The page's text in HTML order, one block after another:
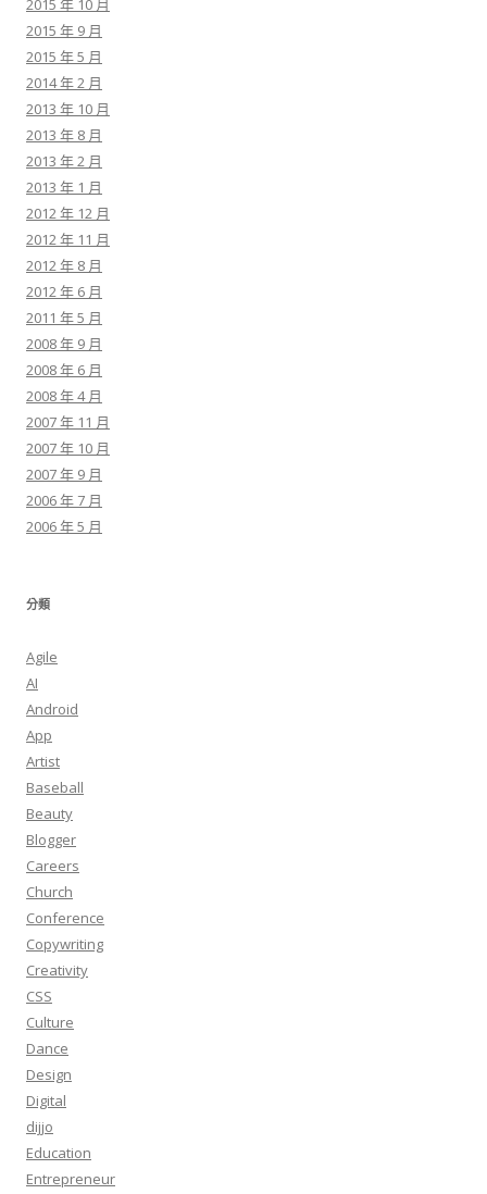
2015 年 10 月
2015 年 9 月
2015 年 5 月
2014 年 2 月
2013 年 10 月
2013 年 8 月
2013 年 2 月
2013 年 1 月
2012 年 12 月
2012 年 11 月
2012 年 8 月
2012 年 6 月
2011 年 5 月
2008 年 9 月
2008 年 6 月
2008 年 4 月
2007 年 11 月
2007 年 10 月
2007 年 9 月
2006 年 7 月
2006 年 5 月
分類
Agile
AI
Android
App
Artist
Baseball
Beauty
Blogger
Careers
Church
Conference
Copywriting
Creativity
CSS
Culture
Dance
Design
Digital
dijjo
Education
Entrepreneur